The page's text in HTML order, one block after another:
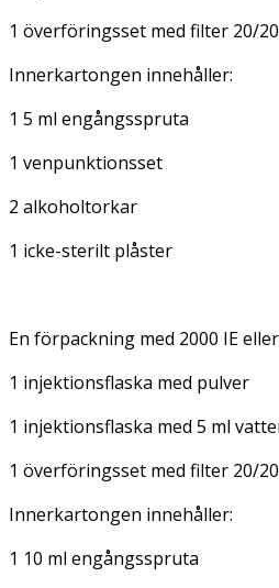
1 överföringsset med filter 20/20
Innerkartongen innehåller:
1 5 ml engångsspruta
1 venpunktionsset
2 alkoholtorkar
1 icke-sterilt plåster
En förpackning med 2000 IE
1 injektionsflaska med pulver
1 injektionsflaska med 5 ml
1 överföringsset med filter 20/20
Innerkartongen innehåller:
1 10 ml engångsspruta